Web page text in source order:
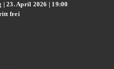
| 23. April 2026 | 19:00
frei